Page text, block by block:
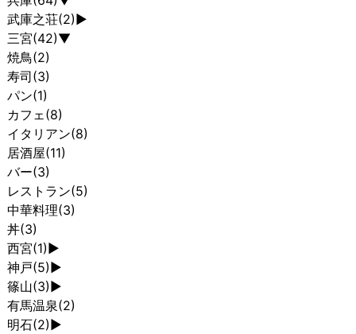
武庫之荘(2) ►
三宮(42)▼
焼鳥(2)
寿司(3)
パン(1)
カフェ(8)
イタリアン(8)
居酒屋(11)
バー(3)
レストラン(5)
中華料理(3)
丼(3)
西宮(1) ►
神戸(5) ►
篠山(3) ►
有馬温泉(2)
明石(2) ►